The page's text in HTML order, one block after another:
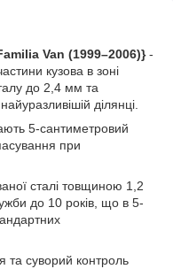
Van (1999–2006)}-
кузова в зоні
до 2,4 мм та
ділянці.
5-сантиметровий
при
сталі товщиною 1,2
до 10 років, що в 5-
та суворий контроль